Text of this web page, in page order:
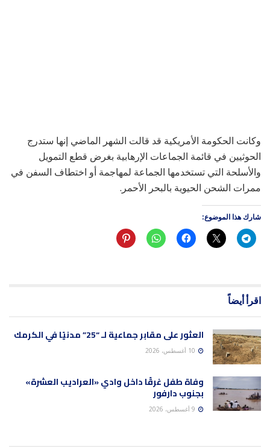
وكانت الحكومة الأمريكية قد قالت الشهر الماضي إنها ستدرج
الحوثيين في قائمة الجماعات الإرهابية بغرض قطع التمويل
والأسلحة التي تستخدمها الجماعة لمهاجمة أو اختطاف السفن في
ممرات الشحن الحيوية بالبحر الأحمر.
شارك هذا الموضوع:
اقرأ أيضاً
العثور على مقابر جماعية لـ “25” مدنيًا في الكرمك
وفاة طفل غرقًا داخل وادي «العراديب العشرة»
بجنوب دارفور